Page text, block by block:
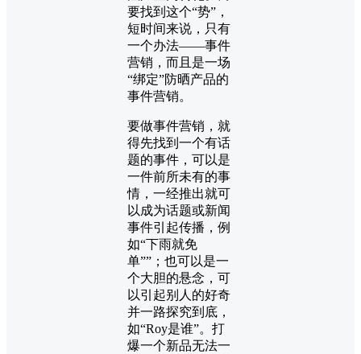
要找到这个“势”，
短时间来说，只有
一个办法——事件
营销，而且是一场
“绑定”防晒产品的
事件营销。
要做事件营销，就
得先找到一个有话
题的事件，可以是
一件前所未有的事
情，一经推出就可
以成为话题或新闻
事件引起传播，例
如“下雨就免
单””；也可以是一
个大胆的悬念，可
以引起别人的好奇
并一路探究到底，
如“Roy是谁”。打
爆一个新品无法一